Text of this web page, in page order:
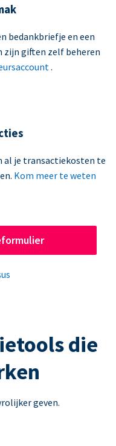
bedankbriefje en een
zijn giften zelf beheren
.
al je transactiekosten te
Kom meer te weten
die
geven.